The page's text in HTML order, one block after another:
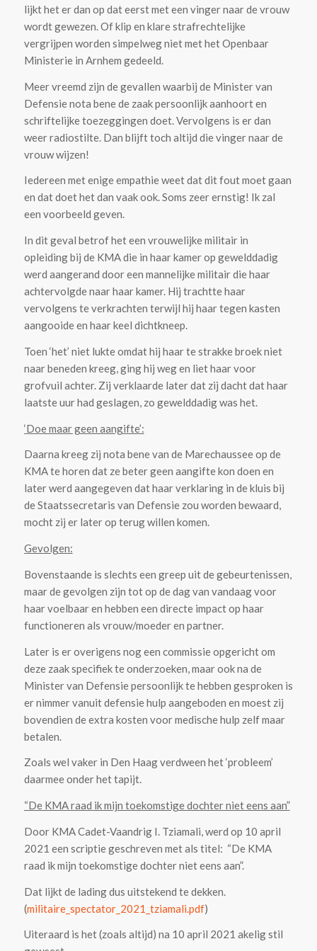
lijkt het er dan op dat eerst met een vinger naar de vrouw
wordt gewezen. Of klip en klare strafrechtelijke
vergrijpen worden simpelweg niet met het Openbaar
Ministerie in Arnhem gedeeld.
Meer vreemd zijn de gevallen waarbij de Minister van
Defensie nota bene de zaak persoonlijk aanhoort en
schriftelijke toezeggingen doet. Vervolgens is er dan
weer radiostilte. Dan blijft toch altijd die vinger naar de
vrouw wijzen!
Iedereen met enige empathie weet dat dit fout moet gaan
en dat doet het dan vaak ook. Soms zeer ernstig! Ik zal
een voorbeeld geven.
In dit geval betrof het een vrouwelijke militair in
opleiding bij de KMA die in haar kamer op gewelddadig
werd aangerand door een mannelijke militair die haar
achtervolgde naar haar kamer. Hij trachtte haar
vervolgens te verkrachten terwijl hij haar tegen kasten
aangooide en haar keel dichtkneep.
Toen ‘het’ niet lukte omdat hij haar te strakke broek niet
naar beneden kreeg, ging hij weg en liet haar voor
grofvuil achter. Zij verklaarde later dat zij dacht dat haar
laatste uur had geslagen, zo gewelddadig was het.
‘Doe maar geen aangifte’:
Daarna kreeg zij nota bene van de Marechaussee op de
KMA te horen dat ze beter geen aangifte kon doen en
later werd aangegeven dat haar verklaring in de kluis bij
de Staatssecretaris van Defensie zou worden bewaard,
mocht zij er later op terug willen komen.
Gevolgen:
Bovenstaande is slechts een greep uit de gebeurtenissen,
maar de gevolgen zijn tot op de dag van vandaag voor
haar voelbaar en hebben een directe impact op haar
functioneren als vrouw/moeder en partner.
Later is er overigens nog een commissie opgericht om
deze zaak specifiek te onderzoeken, maar ook na de
Minister van Defensie persoonlijk te hebben gesproken is
er nimmer vanuit defensie hulp aangeboden en moest zij
bovendien de extra kosten voor medische hulp zelf maar
betalen.
Zoals wel vaker in Den Haag verdween het ‘probleem’
daarmee onder het tapijt.
“De KMA raad ik mijn toekomstige dochter niet eens aan”
Door KMA Cadet-Vaandrig I. Tziamali, werd op 10 april
2021 een scriptie geschreven met als titel: “De KMA
raad ik mijn toekomstige dochter niet eens aan”.
Dat lijkt de lading dus uitstekend te dekken.
(militaire_spectator_2021_tziamali.pdf)
Uiteraard is het (zoals altijd) na 10 april 2021 akelig stil